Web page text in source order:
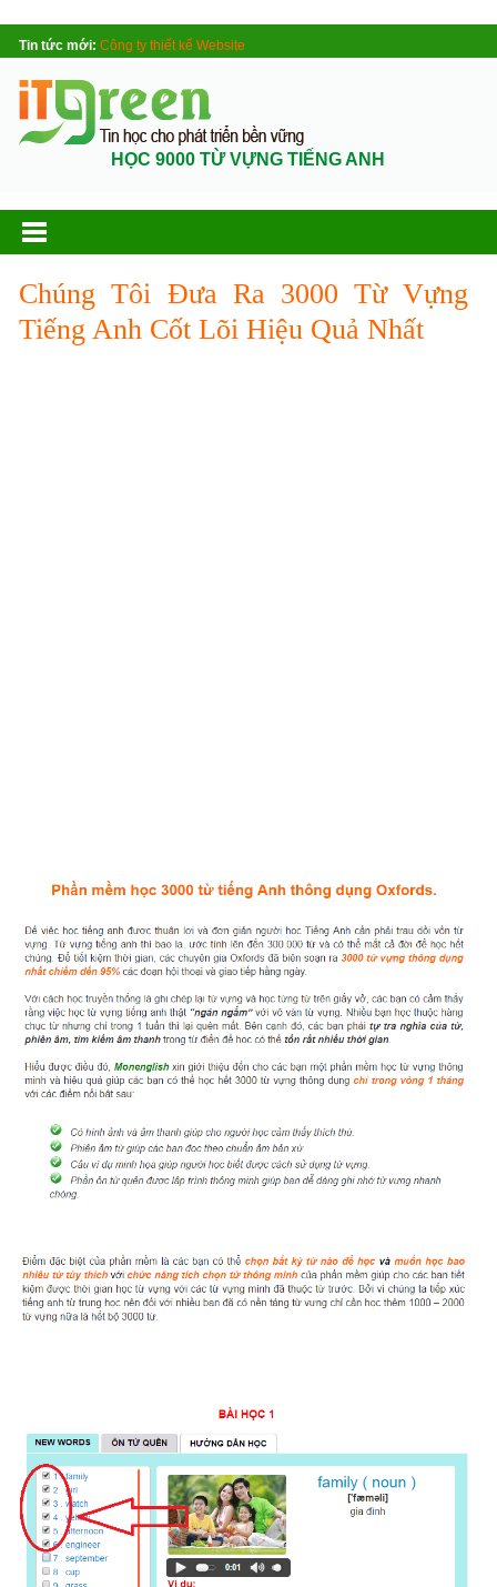
Tin tức mới: Công ty thiết kế Website
HỌC 9000 TỪ VỰNG TIẾNG ANH
Chúng Tôi Đưa Ra 3000 Từ Vựng
Tiếng Anh Cốt Lõi Hiệu Quả Nhất